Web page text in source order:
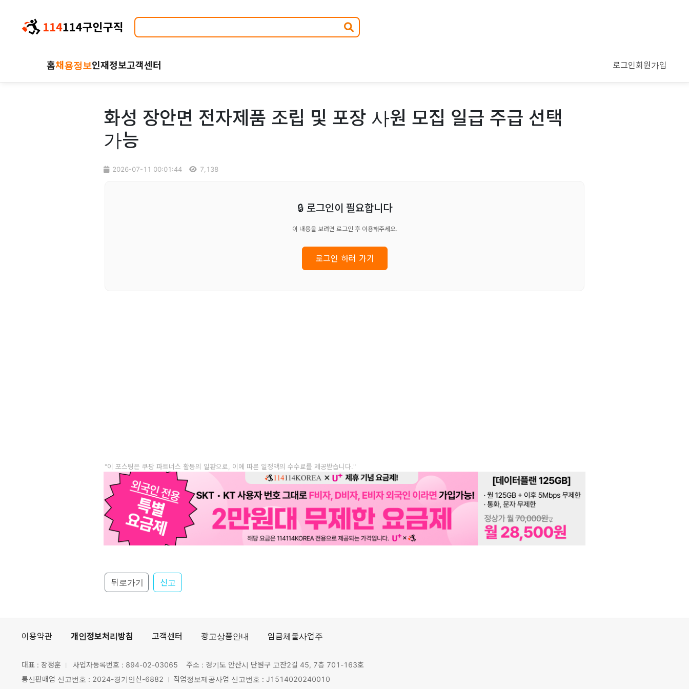
홈채용정보인재정보고객센터 로그인회원가입
화성 장안면 전자제품 조립 및 포장 사원 모집 일급 주급 선택
가능
2026-07-11 00:01:44 7,138
🔒 로그인이 필요합니다
이 내용을 보려면 로그인 후 이용해주세요.
로그인 하러 가기
"이 포스팅은 쿠팡 파트너스 활동의 일환으로, 이에 따른 일정액의 수수료를 제공받습니다."
뒤로가기 신고
이용약관 개인정보처리방침 고객센터 광고상품안내 임금체불사업주
대표 : 장정훈 사업자등록번호 : 894-02-03065
주소 : 경기도 안산시 단원구 고잔2길 45, 7층 701-163호
통신판매업 신고번호 : 2024-경기안산-6882
직업정보제공사업 신고번호 : J1514020240010